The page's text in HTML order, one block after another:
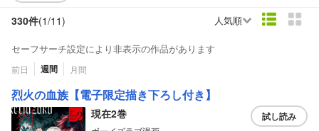
330件(1/11) 人気順
セーフサーチ設定により非表示の作品があります
前日 週間 月間
烈火の血族【電子限定描き下ろし付き】
現在2巻 試し読み